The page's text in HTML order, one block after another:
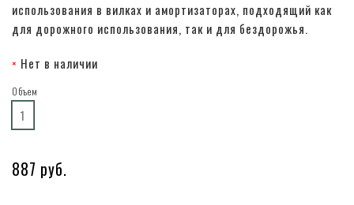
использования в вилках и амортизаторах, подходящий как
для дорожного использования, так и для бездорожья.
Нет в наличии
Объем
1
887 руб.